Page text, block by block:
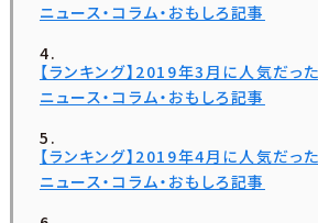
ニュース・コラム・おもしろ記事
【ランキング】2019年3月に人気だっ
ニュース・コラム・おもしろ記事
【ランキング】2019年4月に人気だっ
ニュース・コラム・おもしろ記事